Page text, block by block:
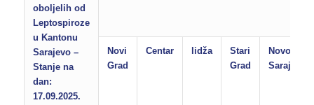
oboljelih od
Leptospiroze
u Kantonu
Sarajevo –
Stanje na
dan:
17.09.2025.
Novi
Grad
Centar lidža
Stari
Grad
Novo
Sarajevo